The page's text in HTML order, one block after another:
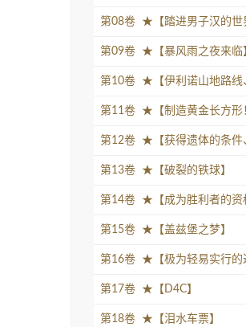
第08卷 ★【踏进男子汉的世
第09卷 ★【暴风雨之夜来临
第10卷 ★【伊利诺山地路线
第11卷 ★【制造黄金长方形
第12卷 ★【获得遗体的条件
第13卷 ★【破裂的铁球】
第14卷 ★【成为胜利者的资
第15卷 ★【盖兹堡之梦】
第16卷 ★【极为轻易实行的
第17卷 ★【D4C】
第18卷 ★【泪水车票】